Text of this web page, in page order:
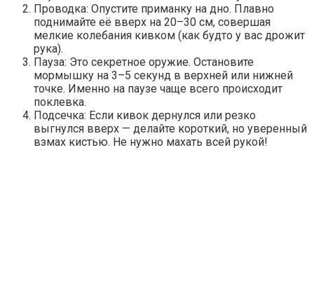
Проводка: Опустите приманку на дно. Плавно
поднимайте её вверх на 20–30 см, совершая
мелкие колебания кивком (как будто у вас дрожит
рука).
Пауза: Это секретное оружие. Остановите
мормышку на 3–5 секунд в верхней или нижней
точке. Именно на паузе чаще всего происходит
поклевка.
Подсечка: Если кивок дернулся или резко
выгнулся вверх — делайте короткий, но уверенный
взмах кистью. Не нужно махать всей рукой!